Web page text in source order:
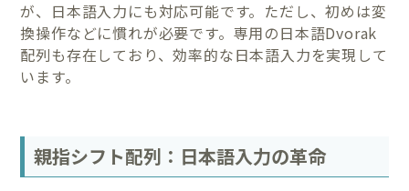
が、日本語入力にも対応可能です。ただし、初めは変
換操作などに慣れが必要です。専用の日本語Dvorak
配列も存在しており、効率的な日本語入力を実現して
います。
親指シフト配列：日本語入力の革命